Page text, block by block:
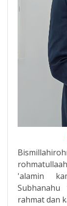
'alamin
rahmat dan